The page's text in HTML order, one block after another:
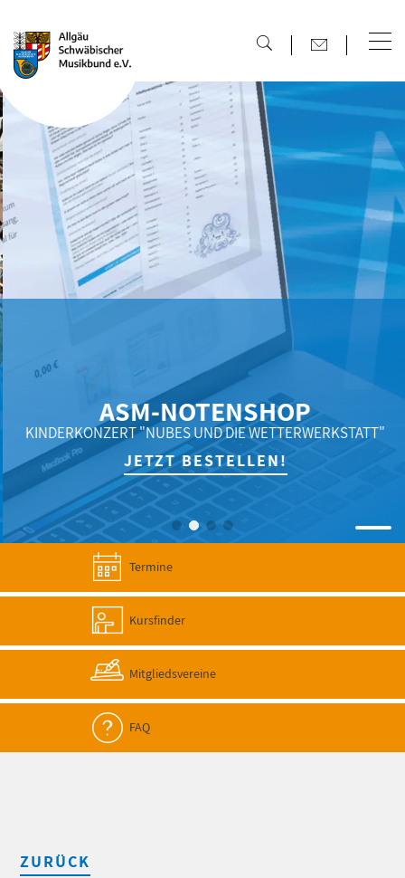
ASM-NOTENSHOP
KINDERKONZERT "NUBES UND DIE WETTERWERKSTATT"
JETZT BESTELLEN!
Termine
Kursfinder
Mitgliedsvereine
FAQ
ZURÜCK